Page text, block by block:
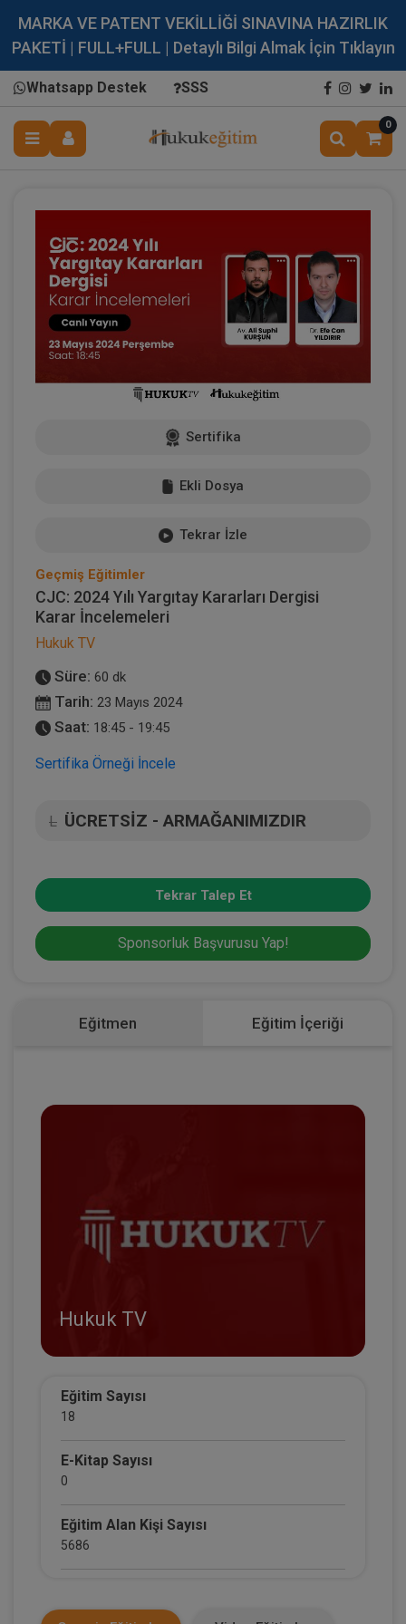
MARKA VE PATENT VEKİLLİĞİ SINAVINA HAZIRLIK
PAKETİ | FULL+FULL | Detaylı Bilgi Almak İçin Tıklayın
Whatsapp Destek SSS
0
Sertifika
Ekli Dosya
Tekrar İzle
Geçmiş Eğitimler
CJC: 2024 Yılı Yargıtay Kararları Dergisi
Karar İncelemeleri
Hukuk TV
Süre: 60 dk
Tarih: 23 Mayıs 2024
Saat: 18:45 - 19:45
Sertifika Örneği İncele
L ÜCRETSİZ - ARMAĞANIMIZDIR
Tekrar Talep Et
Sponsorluk Başvurusu Yap!
Eğitmen Eğitim İçeriği
Hukuk TV
Eğitim Sayısı
18
E-Kitap Sayısı
0
Eğitim Alan Kişi Sayısı
5686
0